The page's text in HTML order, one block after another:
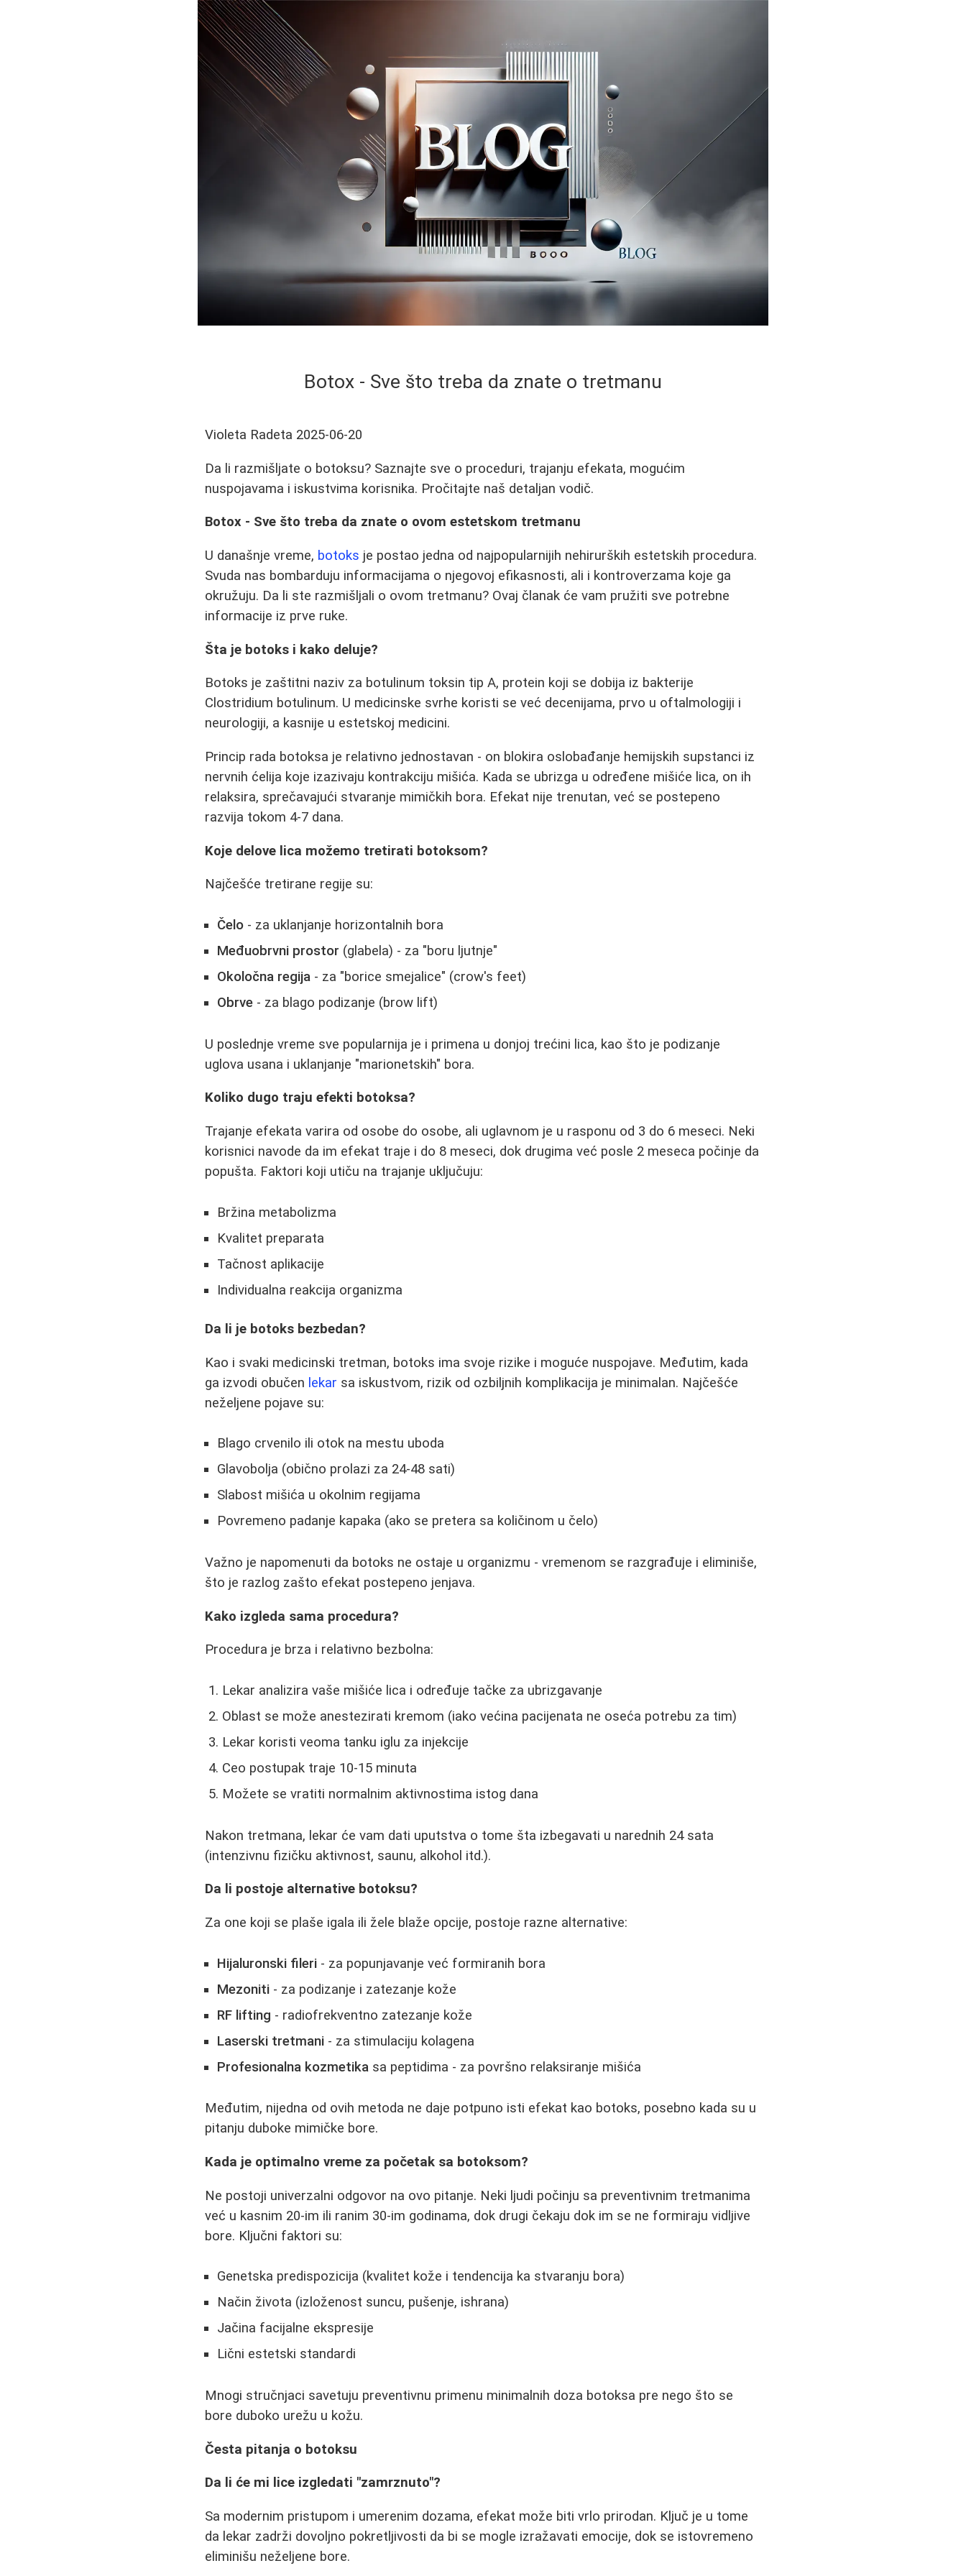
Botox - Sve što treba da znate o tretmanu
Violeta Radeta 2025-06-20
Da li razmišljate o botoksu? Saznajte sve o proceduri, trajanju efekata, mogućim
nuspojavama i iskustvima korisnika. Pročitajte naš detaljan vodič.
Botox - Sve što treba da znate o ovom estetskom tretmanu
U današnje vreme, botoks je postao jedna od najpopularnijih nehirurških estetskih procedura.
Svuda nas bombarduju informacijama o njegovoj efikasnosti, ali i kontroverzama koje ga
okružuju. Da li ste razmišljali o ovom tretmanu? Ovaj članak će vam pružiti sve potrebne
informacije iz prve ruke.
Šta je botoks i kako deluje?
Botoks je zaštitni naziv za botulinum toksin tip A, protein koji se dobija iz bakterije
Clostridium botulinum. U medicinske svrhe koristi se već decenijama, prvo u oftalmologiji i
neurologiji, a kasnije u estetskoj medicini.
Princip rada botoksa je relativno jednostavan - on blokira oslobađanje hemijskih supstanci iz
nervnih ćelija koje izazivaju kontrakciju mišića. Kada se ubrizga u određene mišiće lica, on ih
relaksira, sprečavajući stvaranje mimičkih bora. Efekat nije trenutan, već se postepeno
razvija tokom 4-7 dana.
Koje delove lica možemo tretirati botoksom?
Najčešće tretirane regije su:
Čelo - za uklanjanje horizontalnih bora
Međuobrvni prostor (glabela) - za "boru ljutnje"
Okoločna regija - za "borice smejalice" (crow's feet)
Obrve - za blago podizanje (brow lift)
U poslednje vreme sve popularnija je i primena u donjoj trećini lica, kao što je podizanje
uglova usana i uklanjanje "marionetskih" bora.
Koliko dugo traju efekti botoksa?
Trajanje efekata varira od osobe do osobe, ali uglavnom je u rasponu od 3 do 6 meseci. Neki
korisnici navode da im efekat traje i do 8 meseci, dok drugima već posle 2 meseca počinje da
popušta. Faktori koji utiču na trajanje uključuju:
Bržina metabolizma
Kvalitet preparata
Tačnost aplikacije
Individualna reakcija organizma
Da li je botoks bezbedan?
Kao i svaki medicinski tretman, botoks ima svoje rizike i moguće nuspojave. Međutim, kada
ga izvodi obučen lekar sa iskustvom, rizik od ozbiljnih komplikacija je minimalan. Najčešće
neželjene pojave su:
Blago crvenilo ili otok na mestu uboda
Glavobolja (obično prolazi za 24-48 sati)
Slabost mišića u okolnim regijama
Povremeno padanje kapaka (ako se pretera sa količinom u čelo)
Važno je napomenuti da botoks ne ostaje u organizmu - vremenom se razgrađuje i eliminiše,
što je razlog zašto efekat postepeno jenjava.
Kako izgleda sama procedura?
Procedura je brza i relativno bezbolna:
Lekar analizira vaše mišiće lica i određuje tačke za ubrizgavanje
Oblast se može anestezirati kremom (iako većina pacijenata ne oseća potrebu za tim)
Lekar koristi veoma tanku iglu za injekcije
Ceo postupak traje 10-15 minuta
Možete se vratiti normalnim aktivnostima istog dana
Nakon tretmana, lekar će vam dati uputstva o tome šta izbegavati u narednih 24 sata
(intenzivnu fizičku aktivnost, saunu, alkohol itd.).
Da li postoje alternative botoksu?
Za one koji se plaše igala ili žele blaže opcije, postoje razne alternative:
Hijaluronski fileri - za popunjavanje već formiranih bora
Mezoniti - za podizanje i zatezanje kože
RF lifting - radiofrekventno zatezanje kože
Laserski tretmani - za stimulaciju kolagena
Profesionalna kozmetika sa peptidima - za površno relaksiranje mišića
Međutim, nijedna od ovih metoda ne daje potpuno isti efekat kao botoks, posebno kada su u
pitanju duboke mimičke bore.
Kada je optimalno vreme za početak sa botoksom?
Ne postoji univerzalni odgovor na ovo pitanje. Neki ljudi počinju sa preventivnim tretmanima
već u kasnim 20-im ili ranim 30-im godinama, dok drugi čekaju dok im se ne formiraju vidljive
bore. Ključni faktori su:
Genetska predispozicija (kvalitet kože i tendencija ka stvaranju bora)
Način života (izloženost suncu, pušenje, ishrana)
Jačina facijalne ekspresije
Lični estetski standardi
Mnogi stručnjaci savetuju preventivnu primenu minimalnih doza botoksa pre nego što se
bore duboko urežu u kožu.
Česta pitanja o botoksu
Da li će mi lice izgledati "zamrznuto"?
Sa modernim pristupom i umerenim dozama, efekat može biti vrlo prirodan. Ključ je u tome
da lekar zadrži dovoljno pokretljivosti da bi se mogle izražavati emocije, dok se istovremeno
eliminišu neželjene bore.